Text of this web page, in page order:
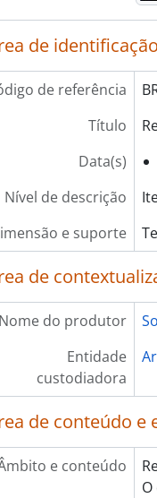
de identificação
de referência
Título
Data(s)
Nível de descrição
e suporte
de
Nome do produtor
Entidade
custodiadora
de conteúdo e
e conteúdo